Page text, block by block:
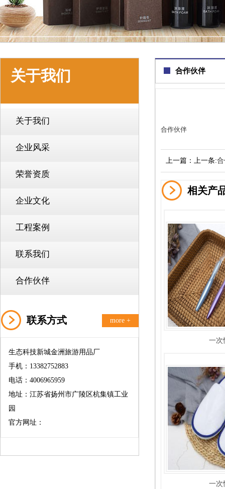
关于我们
关于我们
企业风采
荣誉资质
企业文化
工程案例
联系我们
合作伙伴
联系方式 more +
生态科技新城金洲旅游用品厂
手机：13382752883
电话：4006965959
地址：江苏省扬州市广陵区杭集镇工业
园
官方网址：
合作伙伴
合作伙伴
上一篇：上一条:
相关产
一次
一次